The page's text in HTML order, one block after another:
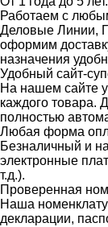
Работаем с
Деловые Линии,
оформим
назначения
Удобный сайт-
На нашем сайте
каждого товара.
полностью
Любая форма
Безналичный и
электронные
т.д.).
Проверенная
Наша
декларации,